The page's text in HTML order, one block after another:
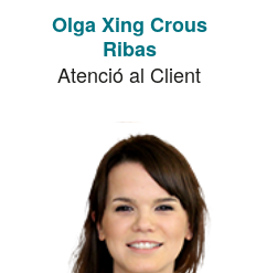
Olga Xing Crous
Ribas
Atenció al Client